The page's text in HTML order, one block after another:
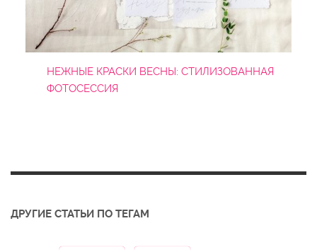
НЕЖНЫЕ КРАСКИ ВЕСНЫ: СТИЛИЗОВАННАЯ
ФОТОСЕССИЯ
ДРУГИЕ СТАТЬИ ПО ТЕГАМ